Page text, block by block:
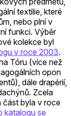
textilie, které
nebo plní v
funkci. Výběr
kolekce byl
v roce 2003.
Tóru (více než
opon
dále drapérií,
Zcela
část byla v roce
katalogu se